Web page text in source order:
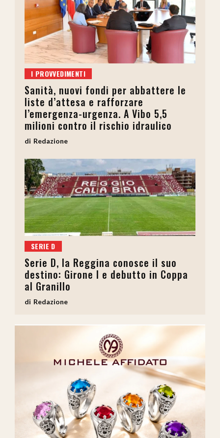
I PROVVEDIMENTI
Sanità, nuovi fondi per abbattere le
liste d’attesa e rafforzare
l’emergenza-urgenza. A Vibo 5,5
milioni contro il rischio idraulico
Redazione
SERIE D
Serie D, la Reggina conosce il suo
destino: Girone I e debutto in Coppa
al Granillo
Redazione